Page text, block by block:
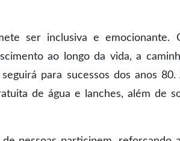
ser inclusiva e emocionante.
ao longo da vida, a
para sucessos dos anos
de água e lanches, além de